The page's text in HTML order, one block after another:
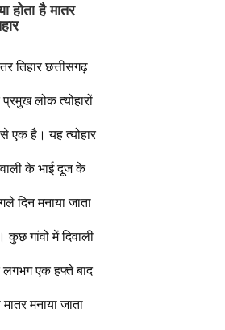
होता है मातर
तिहार छत्तीसगढ़
लोक त्योहारों
एक है। यह त्योहार
के भाई दूज के
दिन मनाया जाता
कुछ गांवों में दिवाली
एक हफ्ते बाद
मातर मनाया जाता